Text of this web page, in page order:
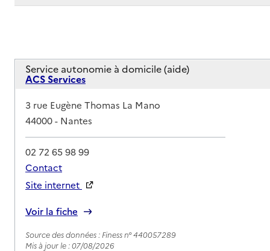
Service autonomie à domicile (aide)
ACS Services
Adresse
3 rue Eugène Thomas La Mano
44000- Nantes
02 72 65 98 99
Contact
Site internet
Voir la fiche
Source des données : Finess n° 440057289
Mis à jour le : 07/08/2026